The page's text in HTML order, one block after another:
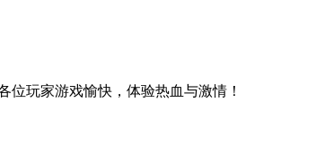
玩家游戏愉快，体验热血与激情！